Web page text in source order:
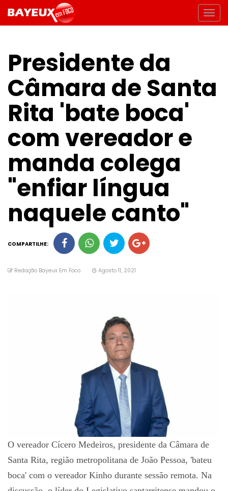
Presidente da
Câmara de Santa
Rita 'bate boca'
com vereador e
manda colega
"enfiar língua
naquele canto"
COMPARTILHE:
Redação Bayeux Em Foco Agosto 11, 2021
O vereador Cícero Medeiros, presidente da Câmara de
Santa Rita, região metropolitana de João Pessoa, 'bateu
boca' com o vereador Kinho durante sessão remota. Na